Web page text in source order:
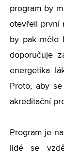
program by
otevřeli první
by pak mělo
doporučuje
energetika
Proto, aby
akreditační
Program je
lidé se